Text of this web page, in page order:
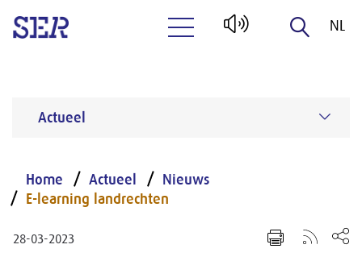
NL
Actueel
Home Actueel
Nieuws
E-learning landrechten
28-03-2023